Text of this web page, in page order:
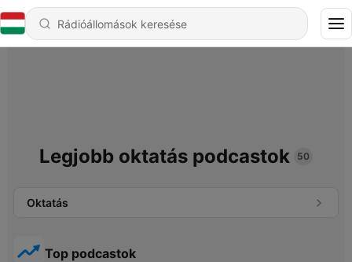
Legjobb oktatás podcastok 50
Oktatás
Top podcastok